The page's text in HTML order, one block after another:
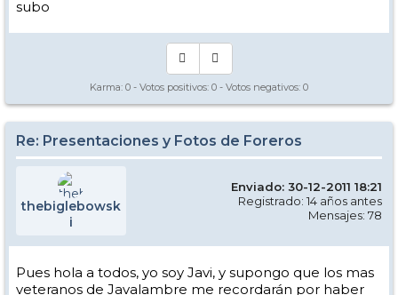
subo
Karma: 0 - Votos positivos: 0 - Votos negativos: 0
Re: Presentaciones y Fotos de Foreros
thebiglebowsk
i
Enviado: 30-12-2011 18:21
Registrado: 14 años antes
Mensajes: 78
Pues hola a todos, yo soy Javi, y supongo que los mas
veteranos de Javalambre me recordarán por haber